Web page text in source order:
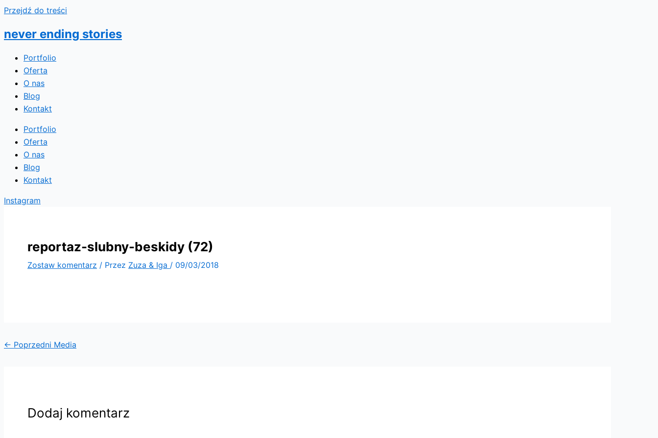
Przejdź do treści
never ending stories
Portfolio
Oferta
O nas
Blog
Kontakt
Portfolio
Oferta
O nas
Blog
Kontakt
Instagram
reportaz-slubny-beskidy (72)
Zostaw komentarz / Przez Zuza & Iga / 09/03/2018
← Poprzedni Media
Dodaj komentarz